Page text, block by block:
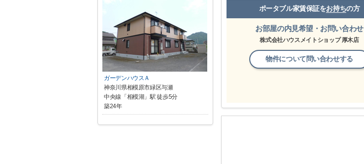
ポータブル家賃保証をお持ちの方
お部屋の内見希望・お問い合わせ
株式会社ハウスメイトショップ 厚木店
物件について問い合わせする
ガーデンハウスＡ
神奈川県相模原市緑区与瀬
中央線「相模湖」駅 徒歩5分
築24年